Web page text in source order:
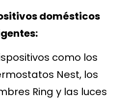
domésticos
como los
Nest, los
Ring y las luces